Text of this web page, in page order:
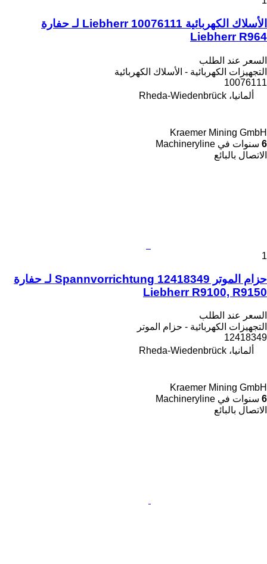
الأسلاك الكهربائية Liebherr 10076111 لـ حفارة
Liebherr R964
السعر عند الطلب
التجهيزات الكهربائية - الأسلاك الكهربائية
10076111
ألمانيا، Rheda-Wiedenbrück
Kraemer Mining GmbH
6 سنوات في Machineryline
الاتصال بالبائع
1
حزام الموتر Spannvorrichtung 12418349 لـ حفارة
Liebherr R9100, R9150
السعر عند الطلب
التجهيزات الكهربائية - حزام الموتر
12418349
ألمانيا، Rheda-Wiedenbrück
Kraemer Mining GmbH
6 سنوات في Machineryline
الاتصال بالبائع